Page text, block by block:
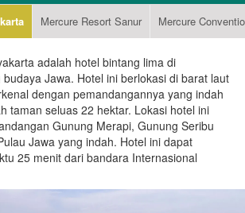
Mercure Resort Sanur Mercure
adalah hotel bintang lima di
Jawa. Hotel ini berlokasi di barat laut
dengan pemandangannya yang indah
taman seluas 22 hektar. Lokasi hotel ini
Gunung Merapi, Gunung Seribu
Jawa yang indah. Hotel ini dapat
25 menit dari bandara Internasional